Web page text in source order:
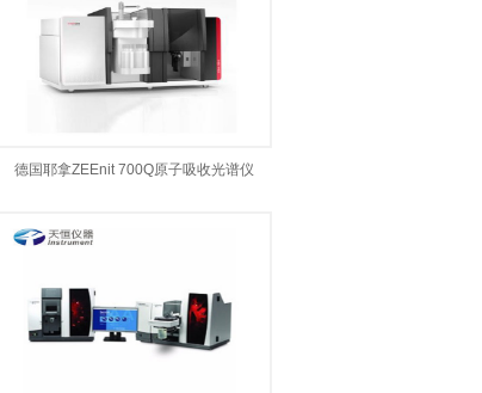
德国耶拿ZEEnit 700Q原子吸收光谱仪